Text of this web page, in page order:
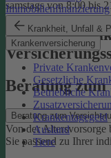
Immobilienfinanzierung
Krankheit, Unfall &
Krankenversicherung
Private
Gesetzliche
Betriebliche
Krankentagegeld
Ausland
Tiere
samstags von 8:00 bis
Unsere
Beratung zum
Beratung zum
Von der Altersvorsorge
Sie passend zu Ihrer